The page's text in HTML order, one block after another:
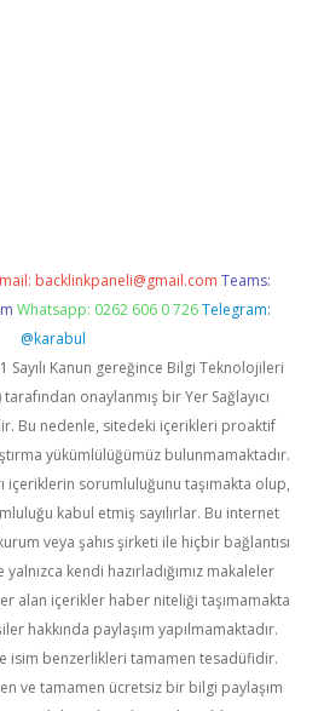
backlinkpaneli@gmail.com Teams:
Whatsapp: 0262 606 0 726 Telegram:
@karabul
Sayılı Kanun gereğince Bilgi Teknolojileri
onaylanmış bir Yer Sağlayıcı
Bu nedenle, sitedeki içerikleri proaktif
yükümlülüğümüz bulunmamaktadır.
içeriklerin sorumluluğunu taşımakta olup,
kabul etmiş sayılırlar. Bu internet
veya şahıs şirketi ile hiçbir bağlantısı
kendi hazırladığımız makaleler
alan içerikler haber niteliği taşımamakta
hakkında paylaşım yapılmamaktadır.
isim benzerlikleri tamamen tesadüfidir.
ve tamamen ücretsiz bir bilgi paylaşım